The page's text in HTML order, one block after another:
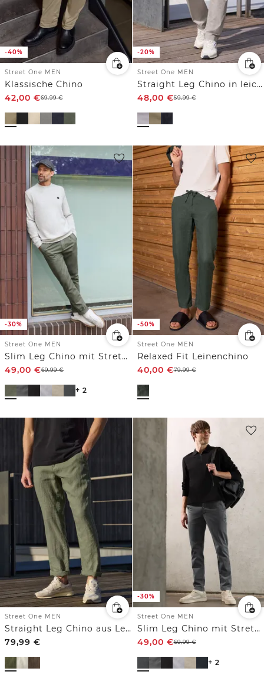
-40%
Street One MEN
Klassische Chino
42,00 €69,99€
-20%
Street One MEN
Straight Leg Chino in leichter Qualität
48,00 €59,99€
-30%
Street One MEN
Slim Leg Chino mit Stretchbund
49,00 €69,99€
+ 2
-50%
Street One MEN
Relaxed Fit Leinenchino
40,00 €79,99€
Street One MEN
Straight Leg Chino aus Leinen
79,99 €
-30%
Street One MEN
Slim Leg Chino mit Stretchbund
49,00 €69,99€
+ 2